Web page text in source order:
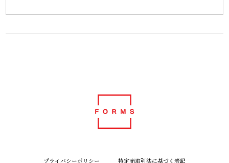
プライバシーポリシー 特定商取引法に基づく表記